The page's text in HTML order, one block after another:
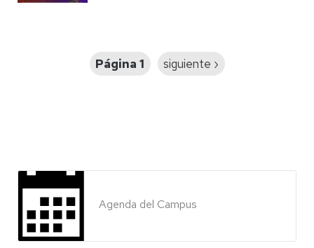
Página 1
Siguiente
siguiente ›
Agenda del Campus